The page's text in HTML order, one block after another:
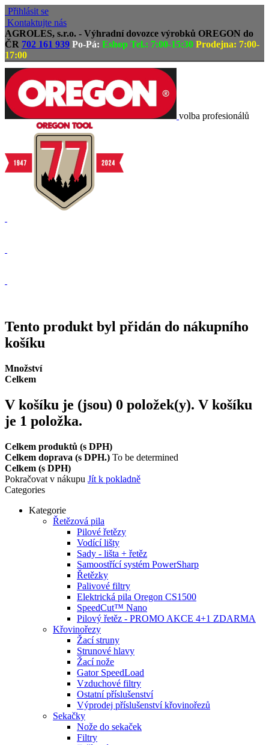
Přihlásit se
Kontaktujte nás
AGROLES, s.r.o. - Výhradní dovozce výrobků OREGON do
ČR 702 161 939 Po-Pá: Eshop Tel.: 7:00-15:30 Prodejna: 7:00-
17:00
volba profesionálů
Tento produkt byl přidán do nákupního
košíku
Množství
Celkem
V košíku je (jsou) 0 položek(y). V košíku
je 1 položka.
Celkem produktů (s DPH)
Celkem doprava (s DPH.) To be determined
Celkem (s DPH)
Pokračovat v nákupu Jít k pokladně
Categories
Kategorie
Řetězová pila
Pilové řetězy
Vodící lišty
Sady - lišta + řetěz
Samoostřící systém PowerSharp
Řetězky
Palivové filtry
Elektrická pila Oregon CS1500
SpeedCut™ Nano
Pilový řetěz - PROMO AKCE 4+1 ZDARMA
Křovinořezy
Žací struny
Strunové hlavy
Žací nože
Gator SpeedLoad
Vzduchové filtry
Ostatní příslušenství
Výprodej příslušenství křovinořezů
Sekačky
Nože do sekaček
Filtry